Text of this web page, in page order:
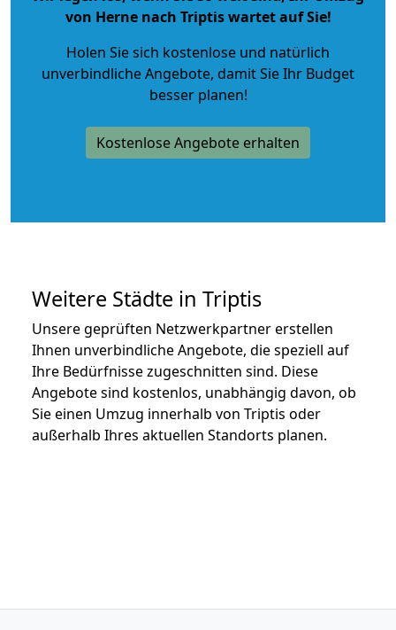
von Herne nach Triptis wartet auf Sie!
Holen Sie sich kostenlose und natürlich
unverbindliche Angebote, damit Sie Ihr Budget
besser planen!
Kostenlose Angebote erhalten
Weitere Städte in Triptis
Unsere geprüften Netzwerkpartner erstellen
Ihnen unverbindliche Angebote, die speziell auf
Ihre Bedürfnisse zugeschnitten sind. Diese
Angebote sind kostenlos, unabhängig davon, ob
Sie einen Umzug innerhalb von Triptis oder
außerhalb Ihres aktuellen Standorts planen.